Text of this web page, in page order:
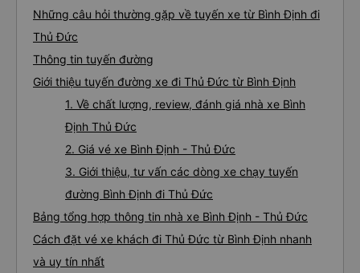
Những câu hỏi thường gặp về tuyến xe từ Bình Định đi
Thủ Đức
Thông tin tuyến đường
Giới thiệu tuyến đường xe đi Thủ Đức từ Bình Định
1. Về chất lượng, review, đánh giá nhà xe Bình
Định Thủ Đức
2. Giá vé xe Bình Định - Thủ Đức
3. Giới thiệu, tư vấn các dòng xe chạy tuyến
đường Bình Định đi Thủ Đức
Bảng tổng hợp thông tin nhà xe Bình Định - Thủ Đức
Cách đặt vé xe khách đi Thủ Đức từ Bình Định nhanh
và uy tín nhất